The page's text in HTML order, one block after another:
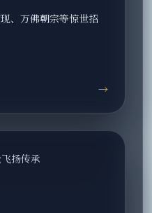
、万佛朝宗等惊世招
→
扬传承